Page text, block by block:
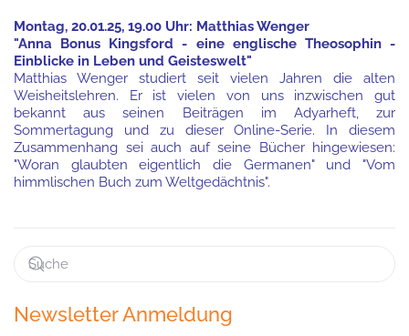
Montag, 20.01.25, 19.00 Uhr: Matthias Wenger
"Anna Bonus Kingsford - eine englische Theosophin -
Einblicke in Leben und Geisteswelt"
Matthias Wenger studiert seit vielen Jahren die alten
Weisheitslehren. Er ist vielen von uns inzwischen gut
bekannt aus seinen Beiträgen im Adyarheft, zur
Sommertagung und zu dieser Online-Serie. In diesem
Zusammenhang sei auch auf seine Bücher hingewiesen:
"Woran glaubten eigentlich die Germanen" und "Vom
himmlischen Buch zum Weltgedächtnis".
Newsletter Anmeldung